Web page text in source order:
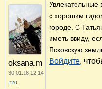
oksana.m
30.01.18 12:14
#20
Увлекательные
с хорошим
городе. С
иметь ввиду,
Псковскую
Войдите,